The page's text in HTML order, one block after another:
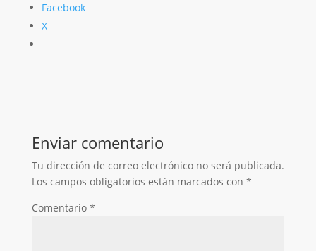
Facebook
X
Enviar comentario
Tu dirección de correo electrónico no será publicada.
Los campos obligatorios están marcados con *
Comentario *